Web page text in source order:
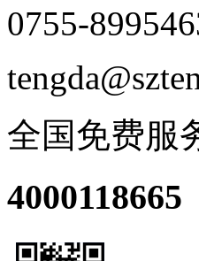
0755-
全国免费服
4000118665